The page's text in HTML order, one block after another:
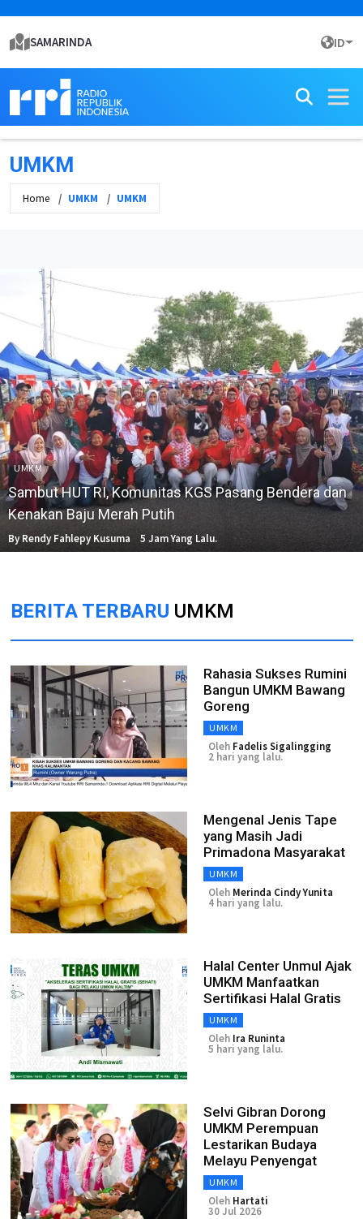
SAMARINDA ID
UMKM
Home UMKM UMKM
UMKM
Sambut HUT RI, Komunitas KGS Pasang Bendera dan
Kenakan Baju Merah Putih
By Rendy Fahlepy Kusuma 5 Jam Yang Lalu.
BERITA TERBARU UMKM
Rahasia Sukses Rumini
Bangun UMKM Bawang
Goreng
UMKM
Oleh Fadelis Sigalingging
2 hari yang lalu.
Mengenal Jenis Tape
yang Masih Jadi
Primadona Masyarakat
UMKM
Oleh Merinda Cindy Yunita
4 hari yang lalu.
Halal Center Unmul Ajak
UMKM Manfaatkan
Sertifikasi Halal Gratis
UMKM
Oleh Ira Runinta
5 hari yang lalu.
Selvi Gibran Dorong
UMKM Perempuan
Lestarikan Budaya
Melayu Penyengat
UMKM
Oleh Hartati
30 Jul 2026